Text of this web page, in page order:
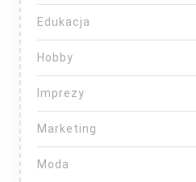
Edukacja
Hobby
Imprezy
Marketing
Moda